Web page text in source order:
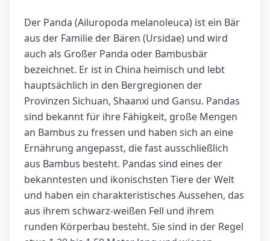
Der Panda (Ailuropoda melanoleuca) ist ein Bär
aus der Familie der Bären (Ursidae) und wird
auch als Großer Panda oder Bambusbär
bezeichnet. Er ist in China heimisch und lebt
hauptsächlich in den Bergregionen der
Provinzen Sichuan, Shaanxi und Gansu. Pandas
sind bekannt für ihre Fähigkeit, große Mengen
an Bambus zu fressen und haben sich an eine
Ernährung angepasst, die fast ausschließlich
aus Bambus besteht. Pandas sind eines der
bekanntesten und ikonischsten Tiere der Welt
und haben ein charakteristisches Aussehen, das
aus ihrem schwarz-weißen Fell und ihrem
runden Körperbau besteht. Sie sind in der Regel